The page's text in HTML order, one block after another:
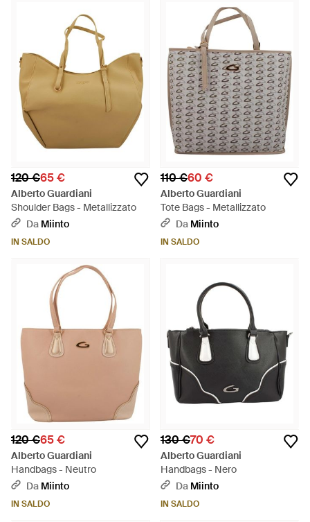
120 €65 €
Alberto Guardiani
Shoulder Bags - Metallizzato
Da Miinto
IN SALDO
110 €60 €
Alberto Guardiani
Tote Bags - Metallizzato
Da Miinto
IN SALDO
120 €65 €
Alberto Guardiani
Handbags - Neutro
Da Miinto
IN SALDO
130 €70 €
Alberto Guardiani
Handbags - Nero
Da Miinto
IN SALDO